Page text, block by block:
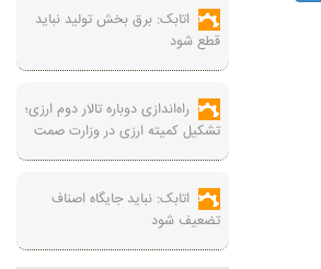
اتابک: برق بخش تولید نباید
قطع شود
راه‌اندازی دوباره تالار دوم ارزی؛
تشکیل کمیته ارزی در وزارت صمت
اتابک: نباید جایگاه اصناف
تضعیف شود